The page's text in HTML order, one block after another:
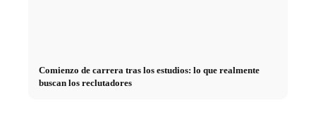
Comienzo de carrera tras los estudios: lo que realmente
buscan los reclutadores